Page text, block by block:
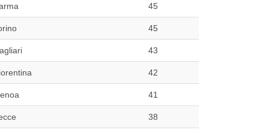
45
45
43
42
41
38